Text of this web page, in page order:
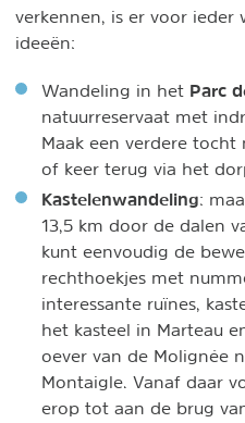
verkennen, is er voor ieder
ideeën:
Wandeling in het Parc
natuurreservaat met
Maak een verdere tocht
of keer terug via het
Kastelenwandeling:
13,5 km door de dalen
kunt eenvoudig de
rechthoekjes met
interessante ruïnes,
het kasteel in Marteau
oever van de Molignée
Montaigle. Vanaf daar
erop tot aan de brug